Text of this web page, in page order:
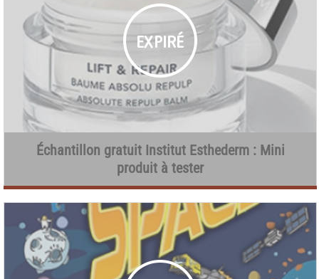
Échantillon gratuit Institut Esthederm : Mini
produit à tester